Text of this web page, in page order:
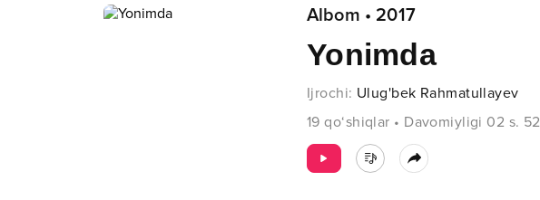
Albom • 2017
Yonimda
Ijrochi: Ulug'bek Rahmatullayev
19 qo‘shiqlar • Davomiyligi 02 s. 52